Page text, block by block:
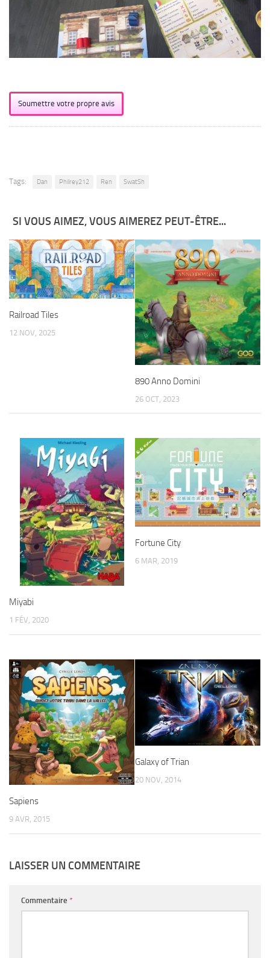
Soumettre votre propre avis
Tags: Dan Philrey212 Ren SwatSh
SI VOUS AIMEZ, VOUS AIMEREZ PEUT-ÊTRE...
Railroad Tiles
12 NOV, 2025
890 Anno Domini
26 OCT, 2023
Miyabi
1 FÉV, 2020
Fortune City
6 MAR, 2019
Sapiens
9 AVR, 2015
Galaxy of Trian
20 NOV, 2014
LAISSER UN COMMENTAIRE
Commentaire *